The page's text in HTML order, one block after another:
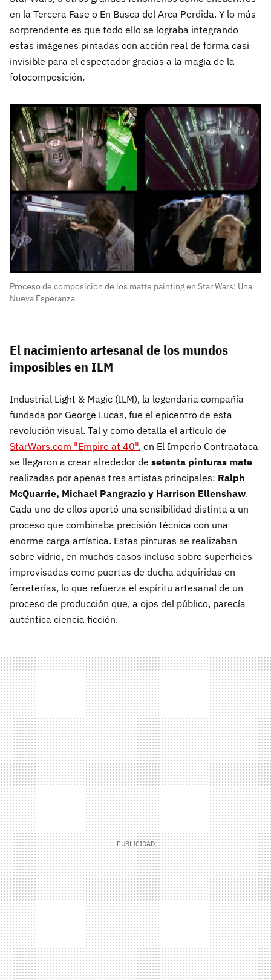
en la Tercera Fase o En Busca del Arca Perdida. Y lo más
sorprendente es que todo ello se lograba integrando
estas imágenes pintadas con acción real de forma casi
invisible para el espectador gracias a la magia de la
fotocomposición.
Proceso de composición de los matte painting en Star Wars: Una
Nueva Esperanza
El nacimiento artesanal de los mundos
imposibles en ILM
Industrial Light & Magic (ILM), la legendaria compañía
fundada por George Lucas, fue el epicentro de esta
revolución visual. Tal y como detalla el artículo de
StarWars.com "Empire at 40", en El Imperio Contraataca
se llegaron a crear alrededor de setenta pinturas mate
realizadas por apenas tres artistas principales: Ralph
McQuarrie, Michael Pangrazio y Harrison Ellenshaw.
Cada uno de ellos aportó una sensibilidad distinta a un
proceso que combinaba precisión técnica con una
enorme carga artística. Estas pinturas se realizaban
sobre vidrio, en muchos casos incluso sobre superficies
improvisadas como puertas de ducha adquiridas en
ferreterías, lo que refuerza el espíritu artesanal de un
proceso de producción que, a ojos del público, parecía
auténtica ciencia ficción.